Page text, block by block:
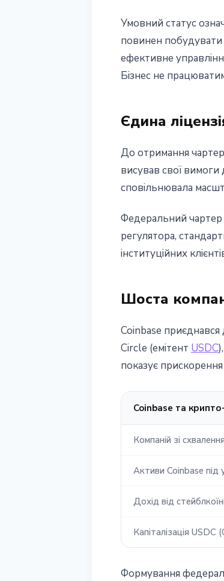
Умовний статус
повинен побудувати
ефективне
Бізнес не
Єдина
До отримання
висував свої вимоги
сповільнювала
Федеральний чартер
регулятора,
інституційних
Шоста
Coinbase
Circle (емітент USDC
показує
Coinbase та
Компаній зі
Активи Coinbase під
Дохід від
Капіталізація USDC
Формування